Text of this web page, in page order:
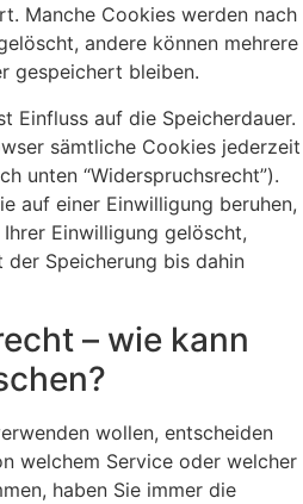
Manche Cookies werden nach
andere können mehrere
gespeichert bleiben.
Einfluss auf die Speicherdauer.
sämtliche Cookies jederzeit
unten “Widerspruchsrecht”).
auf einer Einwilligung beruhen,
Einwilligung gelöscht,
Speicherung bis dahin
– wie kann
wollen, entscheiden
welchem Service oder welcher
haben Sie immer die